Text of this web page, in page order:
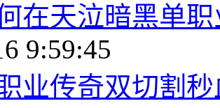
在天泣暗黑单
9:59:45
业传奇双切割